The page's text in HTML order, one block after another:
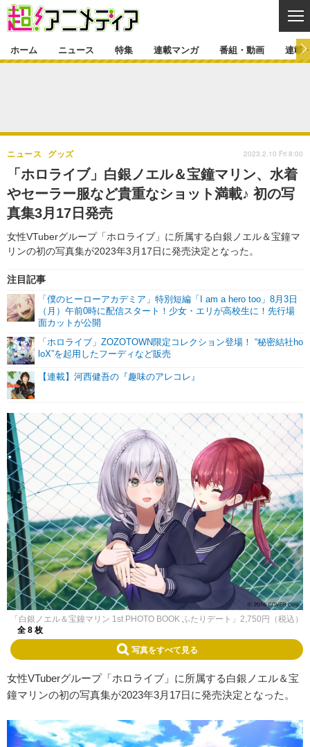
ゲーム・アプリ マンガ
グッズ イベント
声優
舞台 新帝スタ
特集一覧 カバー
ラキりす
連載マンガ
連載マンガ一覧
番組・動画
番組・動画一覧 ラジオ
動画
連載・ブログ
連載・ブログ一覧
編集部ブログ・お知らせ
ホーム ニュース 特集 連載マンガ 番組・動画 連載
「ホロライブ」白銀ノエル＆宝鐘マリン、水着
やセーラー服など貴重なショット満載♪ 初の写
真集3月17日発売
女性VTuberグループ「ホロライブ」に所属する白銀ノエル＆宝鐘マ
リンの初の写真集が2023年3月17日に発売決定となった。
ニュース グッズ
注目記事
「僕のヒーローアカデミア」特別短編「I am a hero too」8月3日
（月）午前0時に配信スタート！少女・エリが高校生に！先行場
面カットが公開
「ホロライブ」ZOZOTOWN限定コレクション登場！ “秘密結社ho
loX”を起用したフーディなど販売
【連載】河西健吾の『趣味のアレコレ』
2023.2.10 Fri 8:00
「白銀ノエル＆宝鐘マリン 1st PHOTO BOOK ふたりデート」2,750円（税込）
全 8 枚
写真をすべて見る
女性VTuberグループ「ホロライブ」に所属する白銀ノエル＆宝
鐘マリンの初の写真集が2023年3月17日に発売決定となった。